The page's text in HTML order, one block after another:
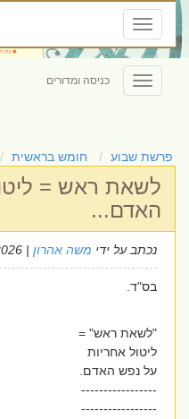
Toggle
navigation
Toggle
navigation
כניסה ומדורים
פרשת שבוע חומש בראשית
לשאת ראש =
האדם...
נכתב על ידימשה אהרון| 19/5/2026
בס"ד.
"לשאת ראש" =
ליטול אחריות
על נפש האדם.
-----------------
-----------------